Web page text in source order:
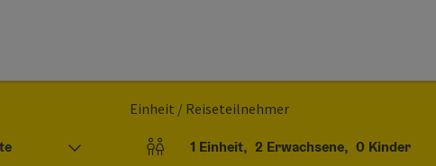
Einheit / Reiseteilnehmer
Einheitenanzahl und Personenfelder
1 Einheit, 2 Erwachsene, 0 Kinder